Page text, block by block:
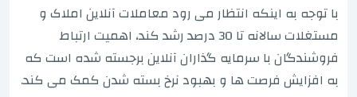
با توجه به اینکه انتظار می رود معاملات آنلاین املاک و
مستغلات سالانه تا 30 درصد رشد کند، اهمیت ارتباط
فروشندگان با سرمایه گذاران آنلاین برجسته شده است که
به افزایش فرصت ها و بهبود نرخ بسته شدن کمک می کند.